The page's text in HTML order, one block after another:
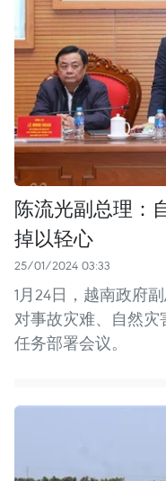
陈流光副总理：
掉以轻心
25/01/2024 03:33
1月24日，越南政府
对事故灾难、自然灾
任务部署会议。